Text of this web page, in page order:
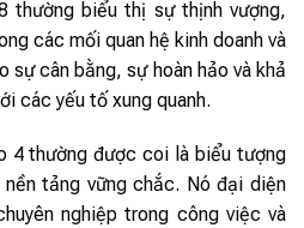
thường biểu thị sự thịnh vượng,
các mối quan hệ kinh doanh và
sự cân bằng, sự hoàn hảo và khả
các yếu tố xung quanh.
4 thường được coi là biểu tượng
tảng vững chắc. Nó đại diện
nghiệp trong công việc và